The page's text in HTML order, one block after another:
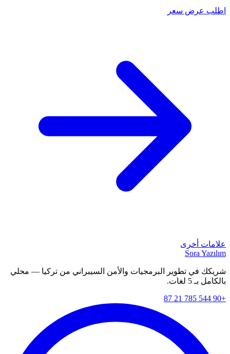
اطلب عرض سعر
علامات أخرى
Sora Yazılım
شريكك في تطوير البرمجيات والأمن السيبراني من تركيا — محلي
بالكامل بـ 5 لغات.
+90 544 785 21 87